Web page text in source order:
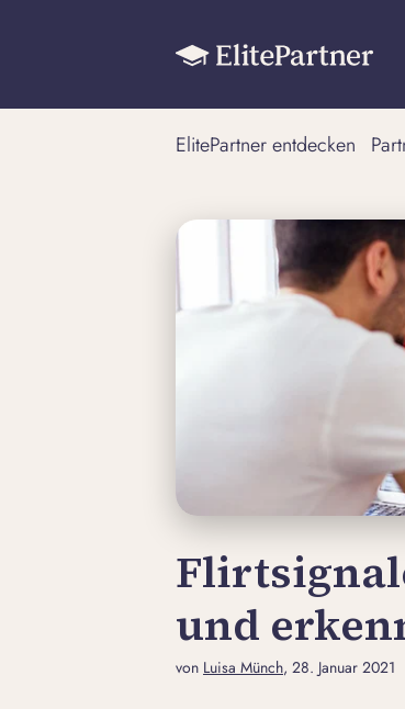
ElitePartner entdecken
und
von Luisa Münch, 28. Januar 2021